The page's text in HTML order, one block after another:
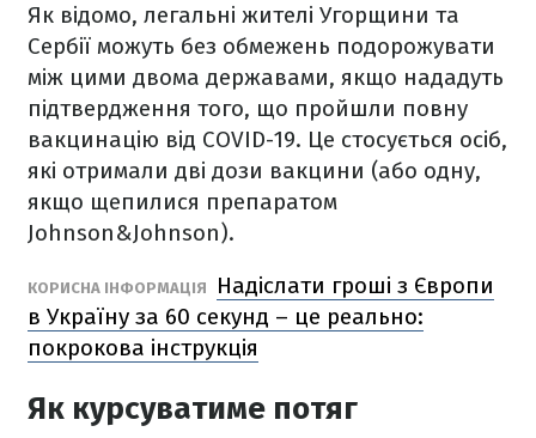
Як відомо, легальні жителі Угорщини та
Сербії можуть без обмежень подорожувати
між цими двома державами, якщо нададуть
підтвердження того, що пройшли повну
вакцинацію від COVID-19. Це стосується осіб,
які отримали дві дози вакцини (або одну,
якщо щепилися препаратом
Johnson&Johnson).
КОРИСНА ІНФОРМАЦІЯ
Надіслати гроші з Європи
в Україну за 60 секунд – це реально:
покрокова інструкція
Як курсуватиме потяг